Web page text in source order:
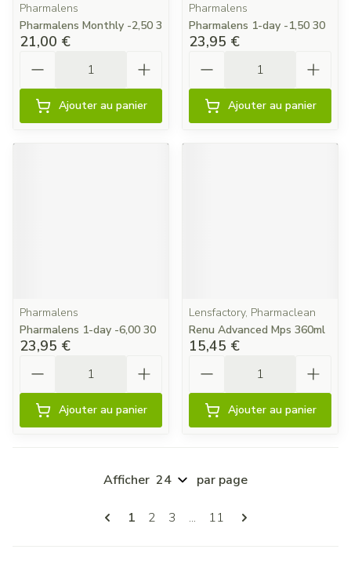
Pharmalens
Pharmalens Monthly -2,50 3
21,00 €
Ajouter au panier
Pharmalens
Pharmalens 1-day -1,50 30
23,95 €
Ajouter au panier
Pharmalens
Pharmalens 1-day -6,00 30
23,95 €
Ajouter au panier
Lensfactory, Pharmaclean
Renu Advanced Mps 360ml
15,45 €
Ajouter au panier
Pages
Vous lisez actuellement la page
1 Page
2 Page
3 ... Page
11
Afficher par page